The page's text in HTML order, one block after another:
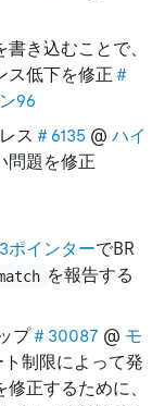
き込むことで、
ス低下を修正 ＃
96
ス ＃6135 @ ハイ
問題を修正
3ポインターでBR
を報告する
プ＃30087 @ モ
ト制限によって発
正するために、